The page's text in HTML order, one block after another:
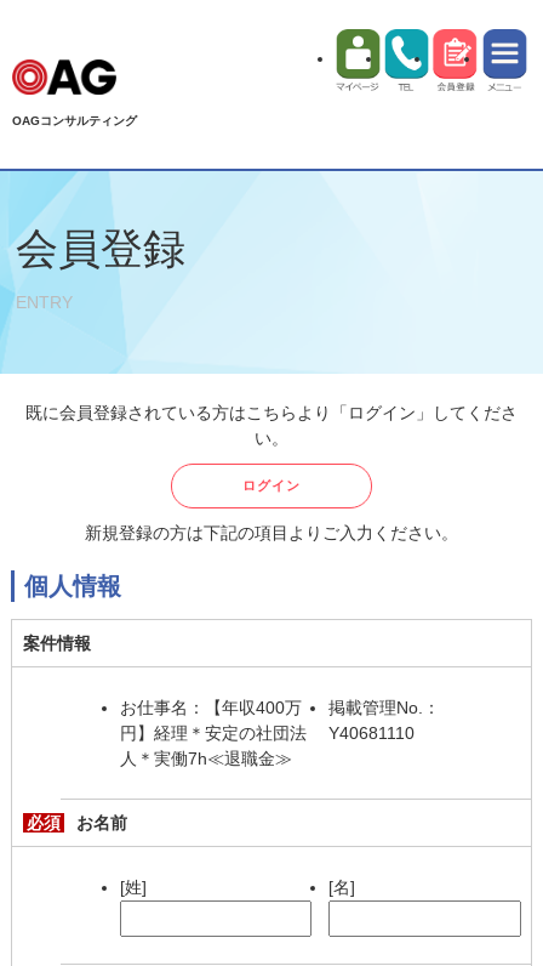
OAGコンサルティング
会員登録
ENTRY
既に会員登録されている方はこちらより「ログイン」してくださ
い。
ログイン
新規登録の方は下記の項目よりご入力ください。
個人情報
案件情報
お仕事名：【年収400万
円】経理＊安定の社団法
人＊実働7h≪退職金≫
掲載管理No.：
Y40681110
必須 お名前
[姓] [名]